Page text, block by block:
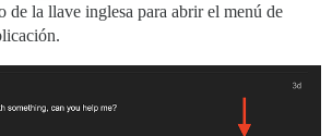
de la llave inglesa para abrir el menú de